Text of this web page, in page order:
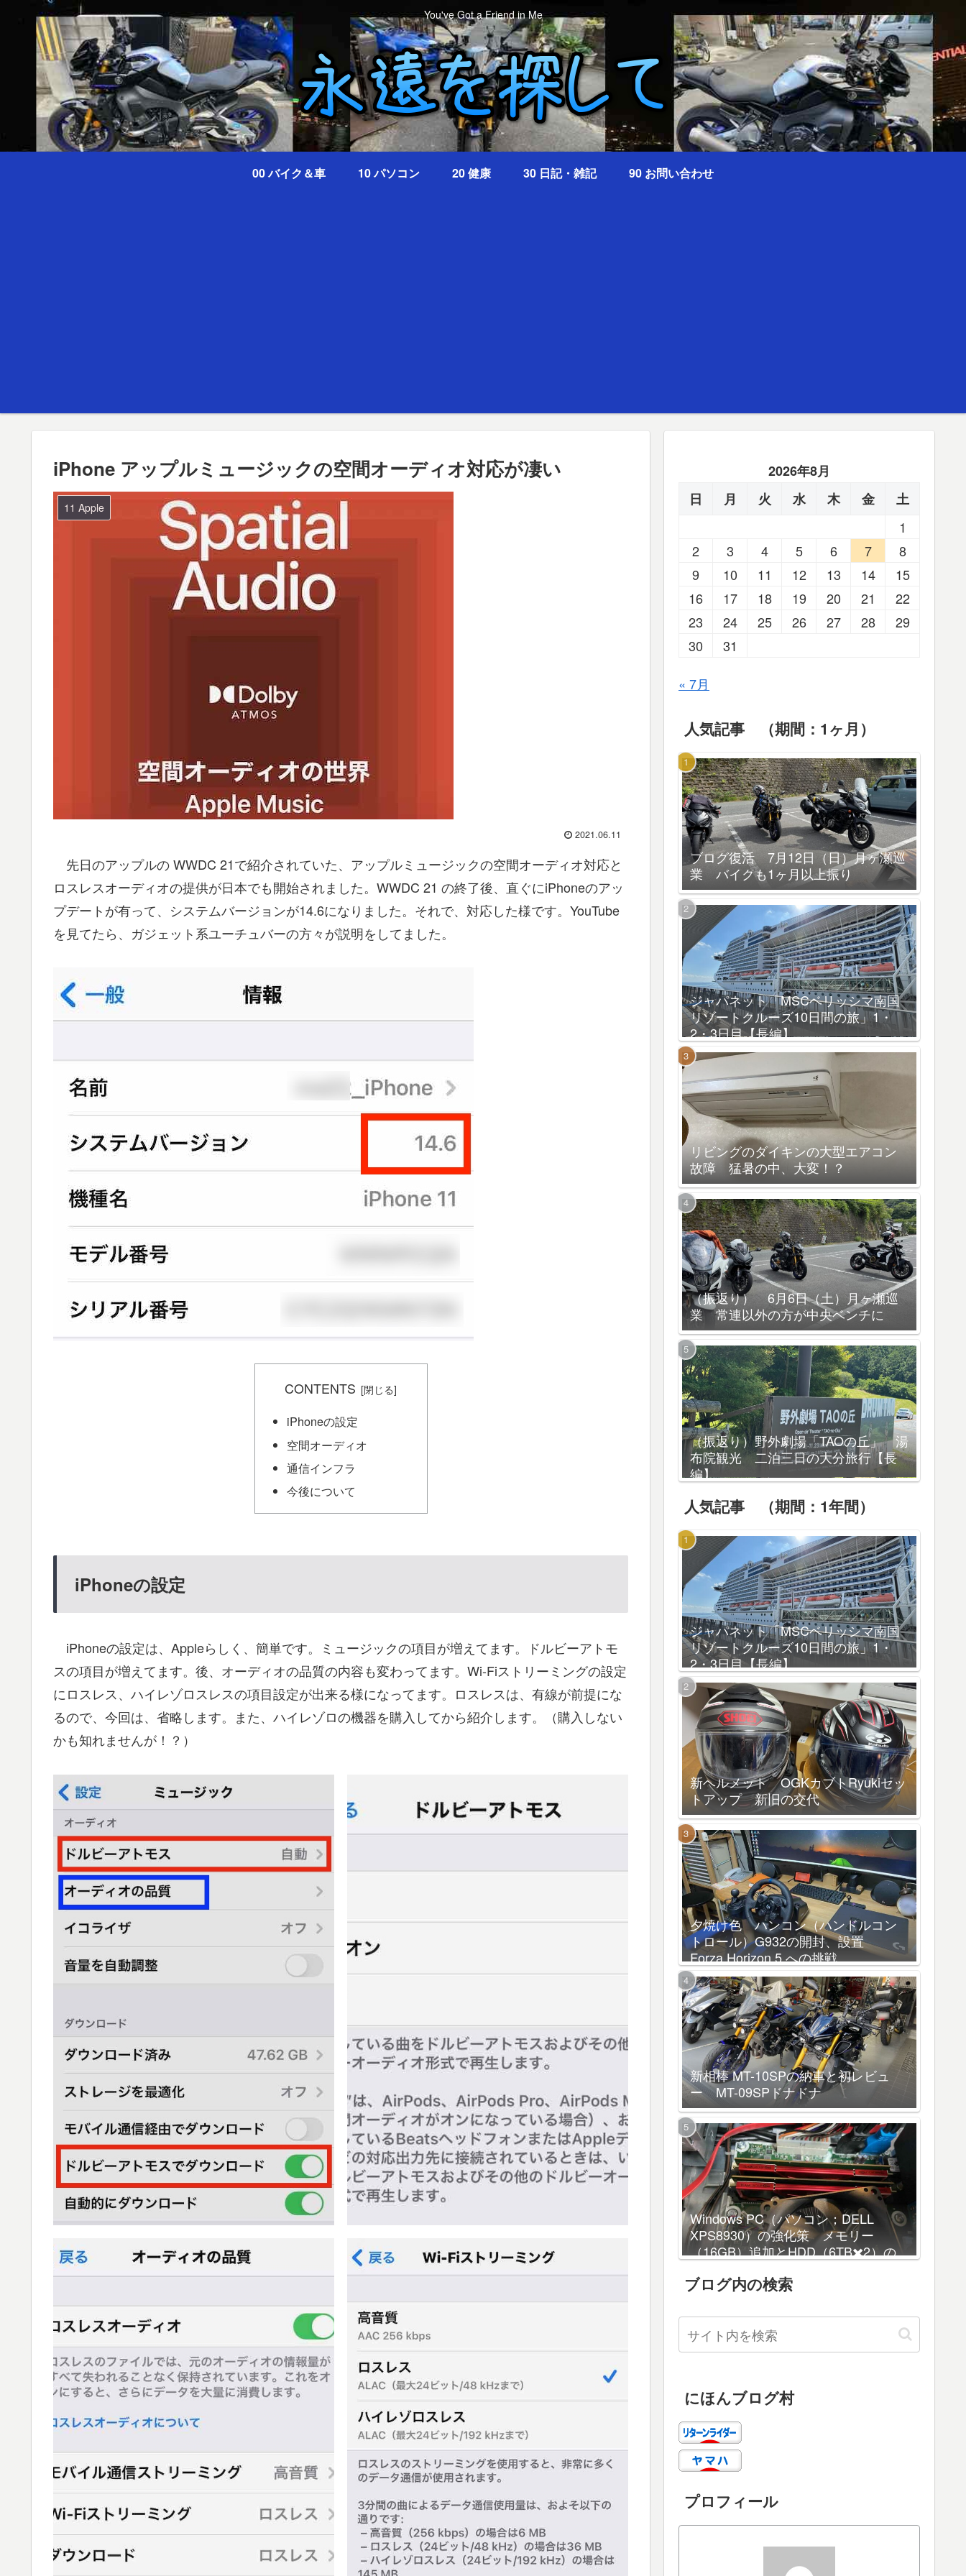
You've Got a Friend in Me
00 バイク＆車 10 パソコン 20 健康 30 日記・雑記 90 お問い合わせ
iPhone アップルミュージックの空間オーディオ対応が凄い
11 Apple
2021.06.11
先日のアップルの WWDC 21で紹介されていた、アップルミュージックの空間オーディオ対応と
ロスレスオーディオの提供が日本でも開始されました。WWDC 21 の終了後、直ぐにiPhoneのアッ
プデートが有って、システムバージョンが14.6になりました。それで、対応した様です。YouTube
を見てたら、ガジェット系ユーチュバーの方々が説明をしてました。
CONTENTS
iPhoneの設定
空間オーディオ
通信インフラ
今後について
iPhoneの設定
iPhoneの設定は、Appleらしく、簡単です。ミュージックの項目が増えてます。ドルビーアトモ
スの項目が増えてます。後、オーディオの品質の内容も変わってます。Wi-Fiストリーミングの設定
にロスレス、ハイレゾロスレスの項目設定が出来る様になってます。ロスレスは、有線が前提にな
るので、今回は、省略します。また、ハイレゾロの機器を購入してから紹介します。（購入しない
かも知れませんが！？）
2026年8月
日
月 火 水 木 金
土
1
2
3 4 5 6 7
8
9
10 11 12 13 14
15
16
17 18 19 20 21
22
23
24 25 26 27 28
29
30
31
« 7月
人気記事 （期間：1ヶ月）
ブログ復活 7月12日（日）月ヶ瀬巡
業 バイクも1ヶ月以上振り
ジャパネット「MSCベリッシマ南国
リゾートクルーズ10日間の旅」1・
2・3日目【長編】
リビングのダイキンの大型エアコン
故障 猛暑の中、大変！？
（振返り） 6月6日（土）月ヶ瀬巡
業 常連以外の方が中央ベンチに
（振返り）野外劇場「TAOの丘」 湯
布院観光 二泊三日の大分旅行【長
編】
人気記事 （期間：1年間）
ジャパネット「MSCベリッシマ南国
リゾートクルーズ10日間の旅」1・
2・3日目【長編】
新ヘルメット OGKカブトRyukiセッ
トアップ 新旧の交代
夕焼け色 ハンコン（ハンドルコン
トロール）G932の開封、設置
Forza Horizon 5 への挑戦
新相棒 MT-10SPの納車と初レビュ
ー MT-09SPドナドナ
Windows PC（パソコン；DELL
XPS8930）の強化策 メモリー
（16GB）追加とHDD（6TB✖️2）の
ブログ内の検索
にほんブログ村
プロフィール